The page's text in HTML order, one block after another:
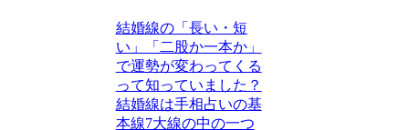
結婚線の「長い・短
い」「二股か一本か」
で運勢が変わってくる
って知っていました？
結婚線は手相占いの基
本線7大線の中の一つ